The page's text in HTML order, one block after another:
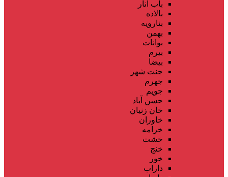
باب انار
بالاده
بنارویه
بهمن
بوانات
بیرم
بیضا
جنت شهر
جهرم
جویم
حسن آباد
خان زنیان
خاوران
خرامه
خشت
خنج
خور
داراب